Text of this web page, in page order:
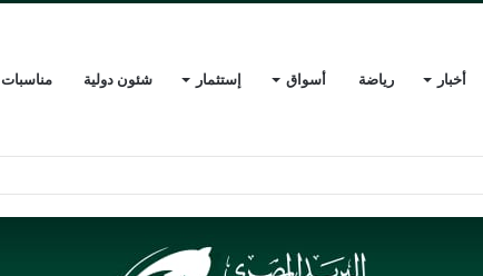
أخبار رياضة أسواق إستثمار شئون دولية مناسبات